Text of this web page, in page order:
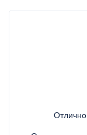
Отлично